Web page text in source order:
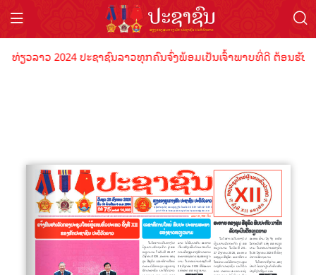
ຽວລາວ 2024 ປະຊາຊົນລາວທຸກຄົນຈົ່ງພ້ອມເປັນເຈົ້າພາບທີ່ດີ ຕ້ອນຮັບ